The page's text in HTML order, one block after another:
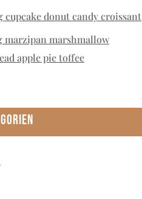
cupcake donut candy croissant
marzipan marshmallow
apple pie toffee